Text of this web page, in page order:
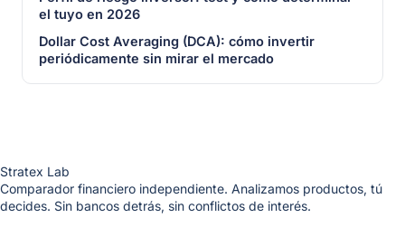
el tuyo en 2026
Dollar Cost Averaging (DCA): cómo invertir
periódicamente sin mirar el mercado
Stratex Lab
Comparador financiero independiente. Analizamos productos, tú
decides. Sin bancos detrás, sin conflictos de interés.